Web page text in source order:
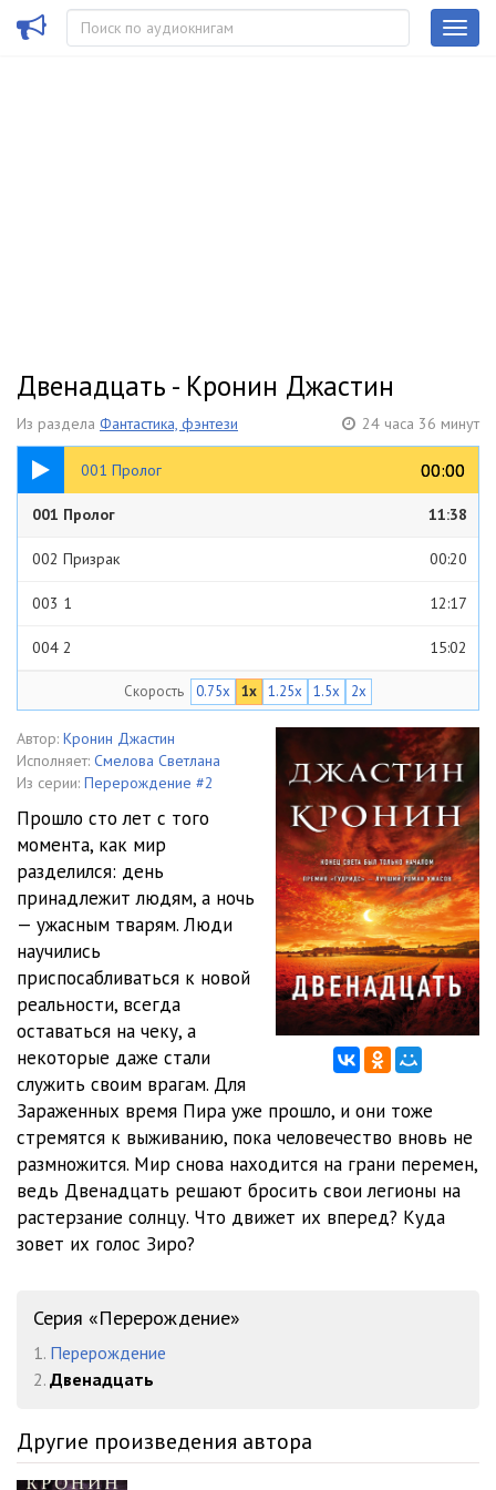
Двенадцать - Кронин Джастин
Из раздела Фантастика, фэнтези 24 часа 36 минут
001 Пролог 00:00
00:00
11:38
001 Пролог 11:38
002 Призрак 00:20
003 1 12:17
004 2 15:02
005 Фамильяр
006 3 26:06
007 4 26:19
008 5 23:58
009 6 20:56
010 7 43:47
011 8 47:17
012 9 16:51
014 11
015 12 33:01
016 13
017 14 09:22
019 16
020 17
022 19
Скорость 0.75x 1x 1.25x 1.5x 2x
Автор: Кронин Джастин
Исполняет: Смелова Светлана
Из серии: Перерождение #2
Прошло сто лет с того
момента, как мир
разделился: день
принадлежит людям, а ночь
— ужасным тварям. Люди
научились
приспосабливаться к новой
реальности, всегда
оставаться на чеку, а
некоторые даже стали
служить своим врагам. Для
Зараженных время Пира уже прошло, и они тоже
стремятся к выживанию, пока человечество вновь не
размножится. Мир снова находится на грани перемен,
ведь Двенадцать решают бросить свои легионы на
растерзание солнцу. Что движет их вперед? Куда
зовет их голос Зиро?
Серия «Перерождение»
1. Перерождение
2. Двенадцать
Другие произведения автора